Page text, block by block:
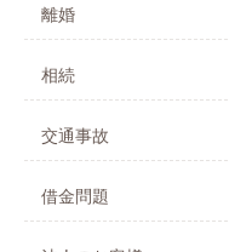
離婚
相続
交通事故
借金問題